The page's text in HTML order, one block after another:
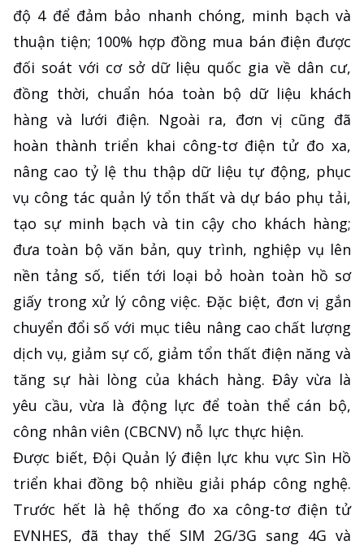
độ 4 để đảm bảo nhanh chóng, minh bạch và
thuận tiện; 100% hợp đồng mua bán điện được
đối soát với cơ sở dữ liệu quốc gia về dân cư,
đồng thời, chuẩn hóa toàn bộ dữ liệu khách
hàng và lưới điện. Ngoài ra, đơn vị cũng đã
hoàn thành triển khai công-tơ điện tử đo xa,
nâng cao tỷ lệ thu thập dữ liệu tự động, phục
vụ công tác quản lý tổn thất và dự báo phụ tải,
tạo sự minh bạch và tin cậy cho khách hàng;
đưa toàn bộ văn bản, quy trình, nghiệp vụ lên
nền tảng số, tiến tới loại bỏ hoàn toàn hồ sơ
giấy trong xử lý công việc. Đặc biệt, đơn vị gắn
chuyển đổi số với mục tiêu nâng cao chất lượng
dịch vụ, giảm sự cố, giảm tổn thất điện năng và
tăng sự hài lòng của khách hàng. Đây vừa là
yêu cầu, vừa là động lực để toàn thể cán bộ,
công nhân viên (CBCNV) nỗ lực thực hiện.
Được biết, Đội Quản lý điện lực khu vực Sìn Hồ
triển khai đồng bộ nhiều giải pháp công nghệ.
Trước hết là hệ thống đo xa công-tơ điện tử
EVNHES, đã thay thế SIM 2G/3G sang 4G và